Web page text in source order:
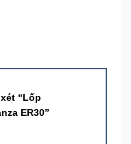
“Lốp
ER30”